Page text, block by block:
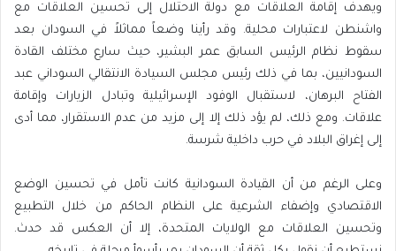
ويهدف إقامة العلاقات مع دولة الاحتلال إلى تحسين العلاقات مع
واشنطن لاعتبارات محلية. وقد رأينا وضعاً مماثلاً في السودان بعد
سقوط نظام الرئيس السابق عمر البشير، حيث سارع مختلف القادة
السودانيين، بما في ذلك رئيس مجلس السيادة الانتقالي السوداني عبد
الفتاح البرهان، لاستقبال الوفود الإسرائيلية وتبادل الزيارات وإقامة
علاقات. ومع ذلك، لم يؤد ذلك إلا إلى مزيد من عدم الاستقرار، مما أدى
إلى إغراق البلاد في حرب داخلية شرسة.
وعلى الرغم من أن القيادة السودانية كانت تأمل في تحسين الوضع
الاقتصادي وإضفاء الشرعية على النظام الحاكم من خلال التطبيع
وتحسين العلاقات مع الولايات المتحدة، إلا أن العكس قد حدث.